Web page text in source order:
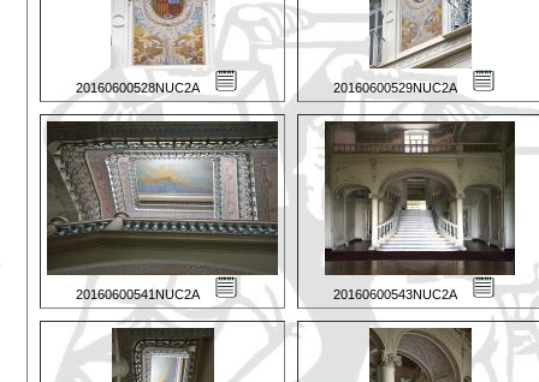
20160600528NUC2A 20160600529NUC2A
20160600541NUC2A 20160600543NUC2A